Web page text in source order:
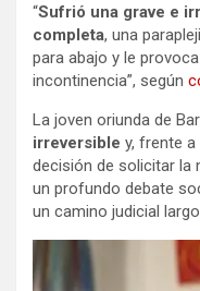
“Sufrió una grave e
completa, una
para abajo y le
incontinencia”, según
La joven oriunda de
irreversible y, frente
decisión de solicitar la
un profundo debate
un camino judicial